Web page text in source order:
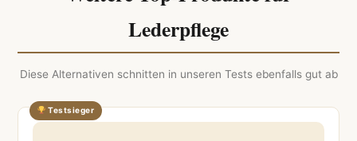
Lederpflege
Diese Alternativen schnitten in unseren Tests ebenfalls gut ab
Testsieger